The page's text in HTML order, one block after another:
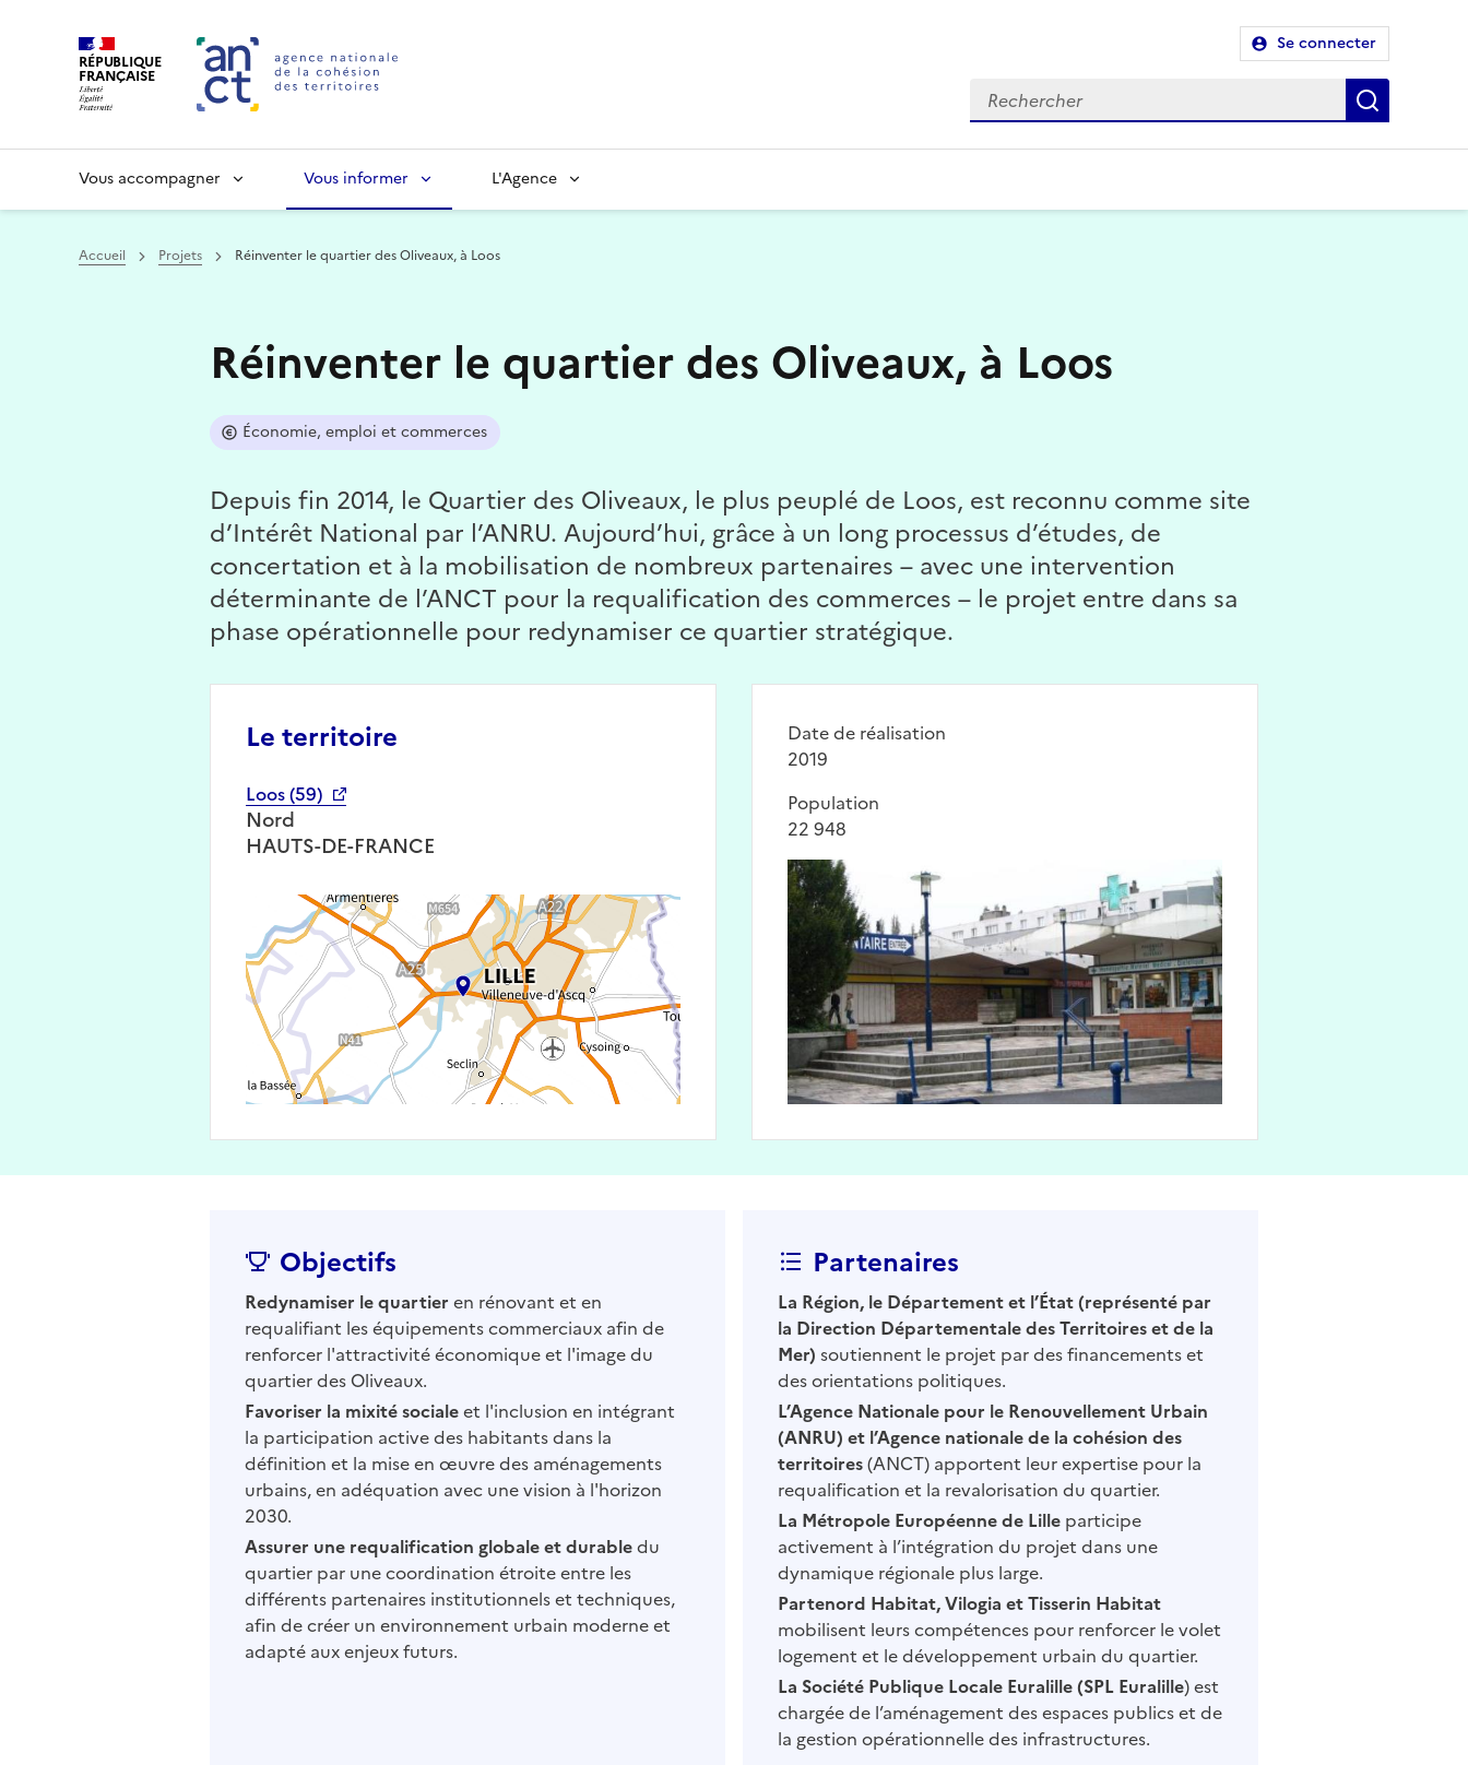
RÉPUBLIQUE
FRANÇAISE
Se connecter
Vous accompagner Vous informer L'Agence
Accueil Projets Réinventer le quartier des Oliveaux, à Loos
Réinventer le quartier des Oliveaux, à Loos
Économie, emploi et commerces
Depuis fin 2014, le Quartier des Oliveaux, le plus peuplé de Loos, est reconnu comme site
d’Intérêt National par l’ANRU. Aujourd’hui, grâce à un long processus d’études, de
concertation et à la mobilisation de nombreux partenaires – avec une intervention
déterminante de l’ANCT pour la requalification des commerces – le projet entre dans sa
phase opérationnelle pour redynamiser ce quartier stratégique.
Le territoire
Loos (59)
Nord
HAUTS-DE-FRANCE
Date de réalisation
2019
Population
22 948
Image
Objectifs
Redynamiser le quartier en rénovant et en
requalifiant les équipements commerciaux afin de
renforcer l'attractivité économique et l'image du
quartier des Oliveaux.
Favoriser la mixité socialeet l'inclusion en intégrant
la participation active des habitants dans la
définition et la mise en œuvre des aménagements
urbains, en adéquation avec une vision à l'horizon
2030.
Assurer une requalification globale et durabledu
quartier par une coordination étroite entre les
différents partenaires institutionnels et techniques,
afin de créer un environnement urbain moderne et
adapté aux enjeux futurs.
Partenaires
La Région, le Département et l’État (représenté par
la Direction Départementale des Territoires et de la
Mer) soutiennent le projet par des financements et
des orientations politiques.
L’Agence Nationale pour le Renouvellement Urbain
(ANRU) et l’Agence nationale de la cohésion des
territoires(ANCT) apportent leur expertise pour la
requalification et la revalorisation du quartier.
La Métropole Européenne de Lille participe
activement à l’intégration du projet dans une
dynamique régionale plus large.
Partenord Habitat, Vilogia et Tisserin Habitat
mobilisent leurs compétences pour renforcer le volet
logement et le développement urbain du quartier.
La Société Publique Locale Euralille (SPL Euralille) est
chargée de l’aménagement des espaces publics et de
la gestion opérationnelle des infrastructures.